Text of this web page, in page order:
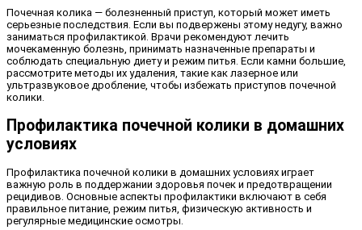
Почечная колика — болезненный приступ, который может иметь
серьезные последствия. Если вы подвержены этому недугу, важно
заниматься профилактикой. Врачи рекомендуют лечить
мочекаменную болезнь, принимать назначенные препараты и
соблюдать специальную диету и режим питья. Если камни большие,
рассмотрите методы их удаления, такие как лазерное или
ультразвуковое дробление, чтобы избежать приступов почечной
колики.
Профилактика почечной колики в домашних
условиях
Профилактика почечной колики в домашних условиях играет
важную роль в поддержании здоровья почек и предотвращении
рецидивов. Основные аспекты профилактики включают в себя
правильное питание, режим питья, физическую активность и
регулярные медицинские осмотры.